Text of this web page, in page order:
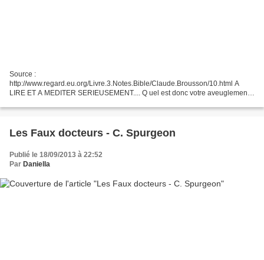
Source :
http://www.regard.eu.org/Livre.3.Notes.Bible/Claude.Brousson/10.html A
LIRE ET A MEDITER SERIEUSEMENT.... Q uel est donc votre aveuglement,
renié votre Sauveur, en reniant...
Les Faux docteurs - C. Spurgeon
Publié le 18/09/2013 à 22:52
Par Daniella